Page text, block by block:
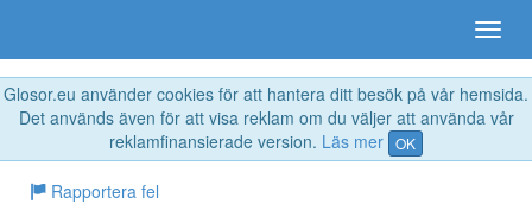
Glosor.eu använder cookies för att hantera ditt besök på vår hemsida.
Det används även för att visa reklam om du väljer att använda vår
reklamfinansierade version. Läs mer OK
Rapportera fel